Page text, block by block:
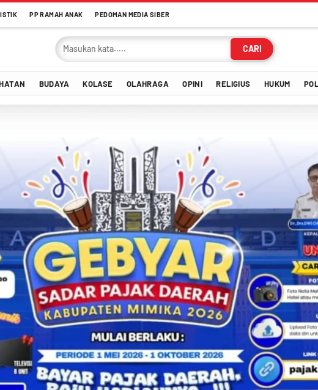
PP RAMAH ANAK PEDOMAN MEDIA SIBER
CARI
BUDAYA KOLASE OLAHRAGA OPINI RELIGIUS HUKUM